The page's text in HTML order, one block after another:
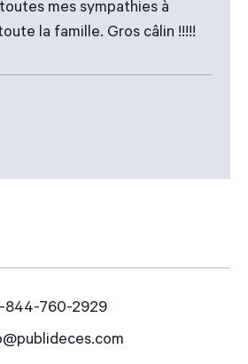
mes sympathies à
la famille. Gros câlin !!!!!
844-760-2929